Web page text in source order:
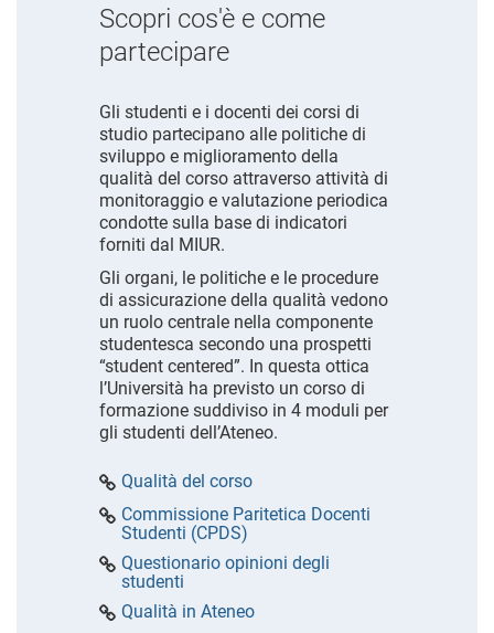
Scopri cos'è e come
partecipare
Gli studenti e i docenti dei corsi di
studio partecipano alle politiche di
sviluppo e miglioramento della
qualità del corso attraverso attività di
monitoraggio e valutazione periodica
condotte sulla base di indicatori
forniti dal MIUR.
Gli organi, le politiche e le procedure
di assicurazione della qualità vedono
un ruolo centrale nella componente
studentesca secondo una prospetti
“student centered”. In questa ottica
l’Università ha previsto un corso di
formazione suddiviso in 4 moduli per
gli studenti dell’Ateneo.
Qualità del corso
Commissione Paritetica Docenti
Studenti (CPDS)
Questionario opinioni degli
studenti
Qualità in Ateneo